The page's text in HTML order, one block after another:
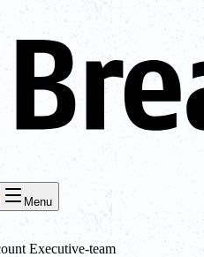
Menu
Executive-team